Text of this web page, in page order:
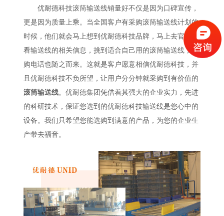
优耐德科技滚筒输送线销量好不仅是因为口碑宣传，
更是因为质量上乘。当全国客户有采购滚筒输送线计划的
时候，他们就会马上想到优耐德科技品牌，马上去官网查
看输送线的相关信息，挑到适合自己用的滚筒输送线，订
购电话也随之而来。这就是客户愿意相信优耐德科技，并
且优耐德科技不负所望，让用户分分钟就采购到有价值的
滚筒输送线。优耐德集团凭借着其强大的企业实力，先进
的科研技术，保证您选到的优耐德科技输送线是您心中的
设备。我们只希望您能选购到满意的产品，为您的企业生
产带去福音。